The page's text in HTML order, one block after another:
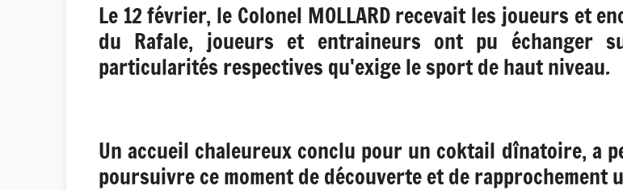
Le 12 février, le Colonel MOLLARD recevait les joueurs et
du Rafale, joueurs et entraineurs ont pu échanger
particularités respectives qu'exige le sport de haut niveau.
Un accueil chaleureux conclu pour un coktail dînatoire, a
poursuivre ce moment de découverte et de rapprochement